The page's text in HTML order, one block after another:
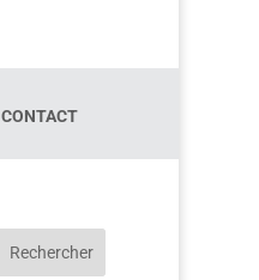
CONTACT